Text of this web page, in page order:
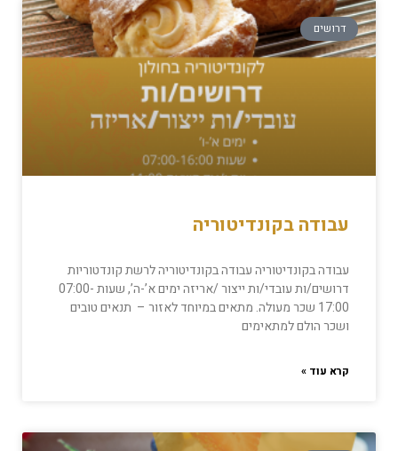
דרושים
עבודה בקונדיטוריה
עבודה בקונדיטוריה עבודה בקונדיטוריה לרשת קונדטוריות
דרושים/ות עובדי/ות ייצור /אריזה ימים א’-ה’, שעות 07:00-
17:00 שכר מעולה. מתאים במיוחד לאזור – תנאים טובים
ושכר הולם למתאימים
קרא עוד »